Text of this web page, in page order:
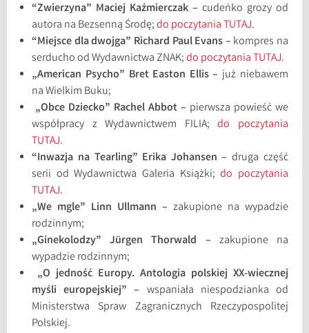
“Zwierzyna” Maciej Kaźmierczak – cudeńko grozy od
autora na Bezsenną Środę;do poczytania TUTAJ.
“Miejsce dla dwojga” Richard Paul Evans – kompres na
serducho od Wydawnictwa ZNAK;do poczytania TUTAJ.
„American Psycho” Bret Easton Ellis –już niebawem
na Wielkim Buku;
„Obce Dziecko” Rachel Abbot – pierwsza powieść we
współpracy z Wydawnictwem FILIA;do poczytania
TUTAJ.
“Inwazja na Tearling” Erika Johansen –druga część
serii od Wydawnictwa Galeria Książki;do poczytania
TUTAJ.
„We mgle” Linn Ullmann – zakupione na wypadzie
rodzinnym;
„Ginekolodzy” Jürgen Thorwald – zakupione na
wypadzie rodzinnym;
„O jedność Europy. Antologia polskiej XX-wiecznej
myśli europejskiej” – wspaniała niespodzianka od
Ministerstwa Spraw Zagranicznych Rzeczypospolitej
Polskiej.